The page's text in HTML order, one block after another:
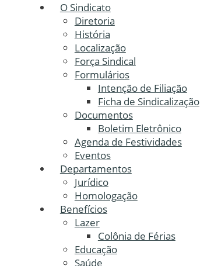
O Sindicato
Diretoria
História
Localização
Força Sindical
Formulários
Intenção de Filiação
Ficha de Sindicalização
Documentos
Boletim Eletrônico
Agenda de Festividades
Eventos
Departamentos
Jurídico
Homologação
Benefícios
Lazer
Colônia de Férias
Educação
Saúde